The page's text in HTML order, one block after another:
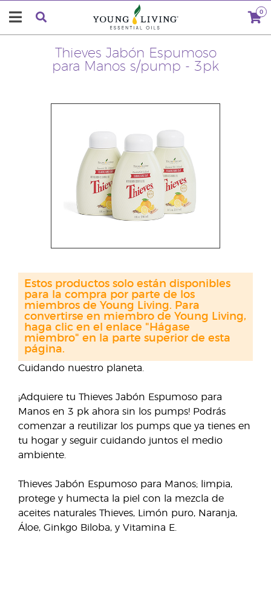
0
Thieves Jabón Espumoso
para Manos s/pump - 3pk
Cuidando nuestro planeta.
¡Adquiere tu Thieves Jabón Espumoso para
Manos en 3 pk ahora sin los pumps! Podrás
comenzar a reutilizar los pumps que ya tienes en
tu hogar y seguir cuidando juntos el medio
ambiente.
Thieves Jabón Espumoso para Manos; limpia,
protege y humecta la piel con la mezcla de
aceites naturales Thieves, Limón puro, Naranja,
Áloe, Ginkgo Biloba, y Vitamina E.
Estos productos solo están disponibles
para la compra por parte de los
miembros de Young Living. Para
convertirse en miembro de Young Living,
haga clic en el enlace "Hágase
miembro" en la parte superior de esta
página.